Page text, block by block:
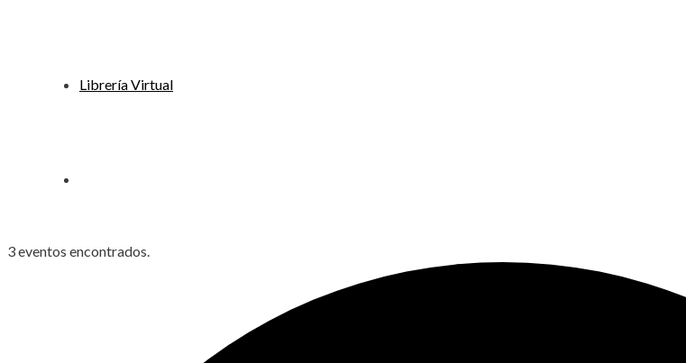
Librería Virtual
3 eventos encontrados.